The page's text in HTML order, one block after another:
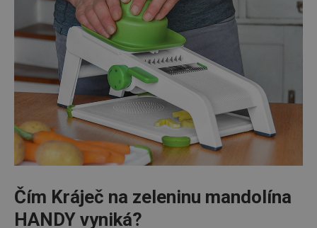
Čím Kráječ na zeleninu mandolína
HANDY vyniká?